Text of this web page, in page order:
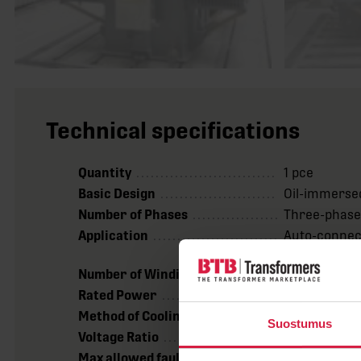
Suostumus
Technical specifications
Quantity
1 pce
Basic Design
Oil-
Number of Phases
Three-phase
Application
Auto-
Number of Windings
1
Rated Power
Method of Cooling
ONAN
Voltage Ratio